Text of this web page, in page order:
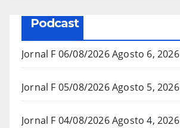
Podcast
Jornal F 06/08/2026Agosto 6, 2026
Jornal F 05/08/2026Agosto 5, 2026
Jornal F 04/08/2026Agosto 4, 2026